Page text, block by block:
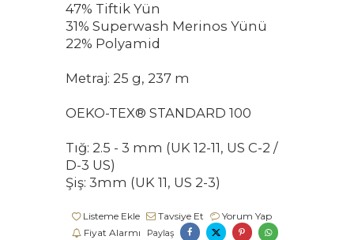
47% Tiftik Yün
31% Superwash Merinos Yünü
22% Polyamid
Metraj: 25 g, 237 m
OEKO-TEX® STANDARD 100
Tığ: 2.5 - 3 mm (UK 12-11, US C-2 /
D-3 US)
Şiş: 3mm (UK 11, US 2-3)
Listeme Ekle Tavsiye Et
Yorum Yap
Fiyat Alarmı
Paylaş